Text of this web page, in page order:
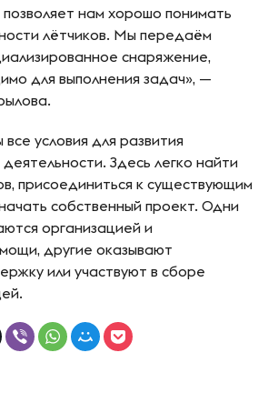
нам хорошо понимать
лётчиков. Мы передаём
снаряжение,
для выполнения задач», —
условия для развития
Здесь легко найти
присоединиться к существующим
собственный проект. Одни
организацией и
другие оказывают
или участвуют в сборе